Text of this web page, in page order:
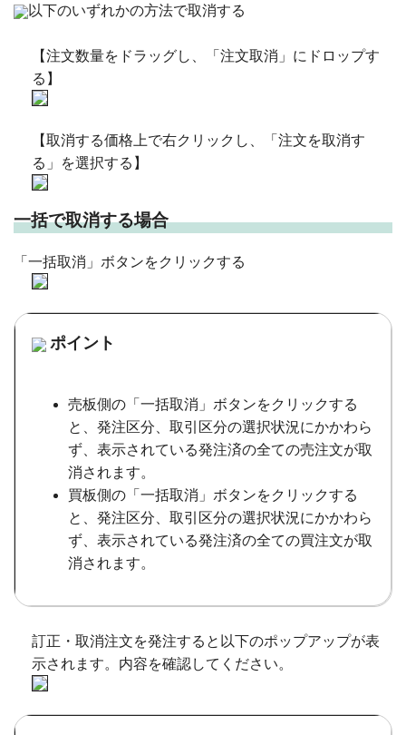
以下のいずれかの方法で取消する
【注文数量をドラッグし、「注文取消」にドロップす
る】
【取消する価格上で右クリックし、「注文を取消す
る」を選択する】
一括で取消する場合
「一括取消」ボタンをクリックする
ポイント
売板側の「一括取消」ボタンをクリックする
と、発注区分、取引区分の選択状況にかかわら
ず、表示されている発注済の全ての売注文が取
消されます。
買板側の「一括取消」ボタンをクリックする
と、発注区分、取引区分の選択状況にかかわら
ず、表示されている発注済の全ての買注文が取
消されます。
訂正・取消注文を発注すると以下のポップアップが表
示されます。内容を確認してください。